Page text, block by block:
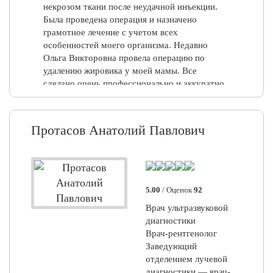
назначила анализы. Спасибо огромное данной
поликлинике и профессиональным
специалистам!!! Побольше бы таких
специалистов!!!
Зеленская Е.В., 09.08.2018
Вадим, 31.08.2020
некрозом ткани после неудачной инъекции.
Была проведена операция и назначено
грамотное лечение с учетом всех
особенностей моего организма. Недавно
Ольга Викторовна провела операцию по
удалению жировика у моей мамы. Все
сделано очень профессионально и аккуратно,
назначено адекватное лечение.
Вежливый,грамотный доктор. Огромное
Александровне.
Отлично!
Хотела бы выразить благодарность и
признательность хирургу Ольге Викторовна
Непомнящей. Попала к ней на приём после
операции на колене и встретила не только
высоко профессионала, но и очень
светлого,неравнодушного человека. Начиная
Протасов Анатолий Павлович
5.00 / Оценок92
Врач ультразвуковой
диагностики
Врач-рентгенолог
Заведующий
отделением лучевой